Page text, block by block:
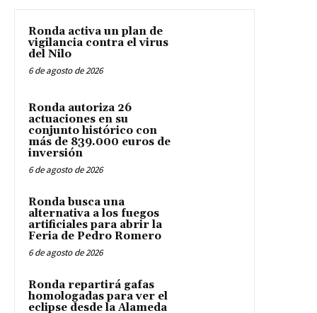
Ronda activa un plan de
vigilancia contra el virus
del Nilo
6 de agosto de 2026
Ronda autoriza 26
actuaciones en su
conjunto histórico con
más de 839.000 euros de
inversión
6 de agosto de 2026
Ronda busca una
alternativa a los fuegos
artificiales para abrir la
Feria de Pedro Romero
6 de agosto de 2026
Ronda repartirá gafas
homologadas para ver el
eclipse desde la Alameda